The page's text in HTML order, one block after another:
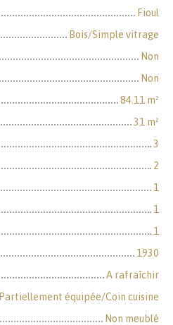
Fioul
Bois/Simple vitrage
Non
Non
84.11 m²
31 m²
3
2
1
1
1
1930
A rafraîchir
Partiellement équipée/Coin cuisine
Non meublé